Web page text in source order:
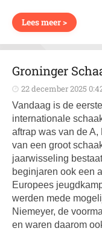
Lees meer >
Groninger
22 december 2025
Vandaag is de
internationale
aftrap was van de
van een groot
jaarwisseling
beginjaren ook een
Europees
werden mede
Niemeyer, de
en waren daarom